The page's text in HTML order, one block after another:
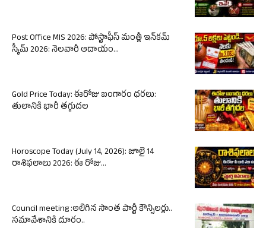
Post Office MIS 2026: పోస్టాఫీస్ మంత్లీ ఇన్‌కమ్
స్కీమ్ 2026: నెలవారీ ఆదాయం...
Gold Price Today: ఈరోజు బంగారం ధరలు:
తులానికి భారీ తగ్గుదల
Horoscope Today (July 14, 2026): జూలై 14
రాశిఫలాలు 2026: ఈ రోజు...
Council meeting :అలిగిన సొంత పార్టీ కౌన్సిలర్లు..
సమావేశానికి దూరం..